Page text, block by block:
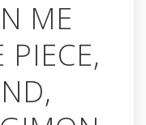
ΜΕ